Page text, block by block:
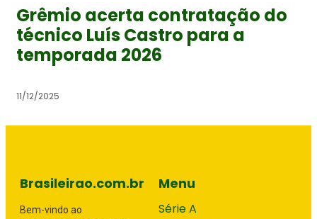
Grêmio acerta contratação do
técnico Luís Castro para a
temporada 2026
11/12/2025
Brasileirao.com.br
Bem-vindo ao
Menu
Série A